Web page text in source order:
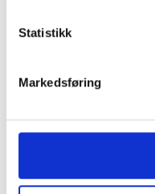
Statistikk
Markedsføring
Specifikation
Åskskyddsklämma för
(8,4x20x1,2 mm) och